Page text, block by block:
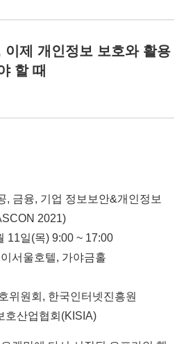
이제 개인정보 보호와 활용
할 때
, 금융, 기업 정보보안&개인정보
2021)
11일(목) 9:00 ~ 17:00
서울호텔, 가야금홀
위원회, 한국인터넷진흥원
호산업협회(KISIA)